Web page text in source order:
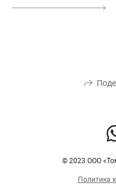
© 2023 ООО
Политика